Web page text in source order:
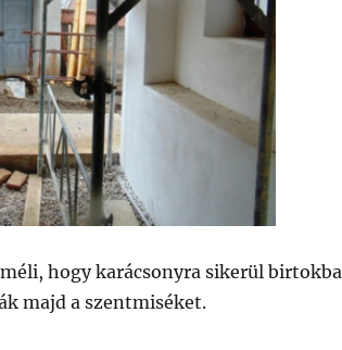
hogy karácsonyra sikerül birtokba
majd a szentmiséket.